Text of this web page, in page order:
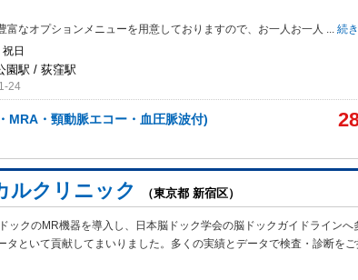
富なオプションメニューを用意しておりますので、お一人お一人 ... 続
日
園駅 / 荻窪駅
24
MRA・頸動脈エコー・血圧脈波付)
ルクリニック （東京都 新宿区）
ックのMR機器を導入し、日本脳ドック学会の脳ドックガイドラインへ
タといて貢献してまいりました。多くの実績とデータで検査・診断を